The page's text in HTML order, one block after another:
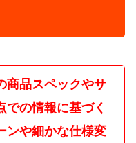
商品スペックやサ
での情報に基づく
ンや細かな仕様変